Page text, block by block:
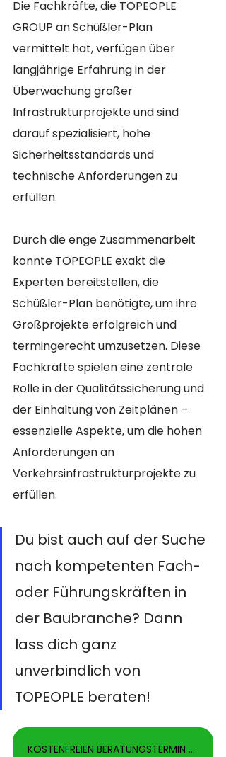
Die Fachkräfte, die TOPEOPLE
GROUP an Schüßler-Plan
vermittelt hat, verfügen über
langjährige Erfahrung in der
Überwachung großer
Infrastrukturprojekte und sind
darauf spezialisiert, hohe
Sicherheitsstandards und
technische Anforderungen zu
erfüllen.
Durch die enge Zusammenarbeit
konnte TOPEOPLE exakt die
Experten bereitstellen, die
Schüßler-Plan benötigte, um ihre
Großprojekte erfolgreich und
termingerecht umzusetzen. Diese
Fachkräfte spielen eine zentrale
Rolle in der Qualitätssicherung und
der Einhaltung von Zeitplänen –
essenzielle Aspekte, um die hohen
Anforderungen an
Verkehrsinfrastrukturprojekte zu
erfüllen.
Du bist auch auf der Suche
nach kompetenten Fach-
oder Führungskräften in
der Baubranche? Dann
lass dich ganz
unverbindlich von
TOPEOPLE beraten!
KOSTENFREIEN BERATUNGSTERMIN VEREINBAREN